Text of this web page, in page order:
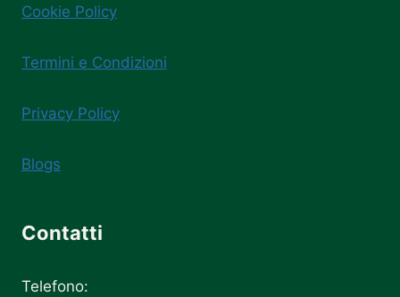
Cookie Policy
Termini e Condizioni
Privacy Policy
Blogs
Contatti
Telefono: